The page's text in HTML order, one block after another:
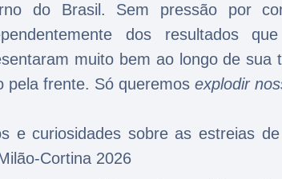
do Brasil. Sem pressão por
dos resultados
muito bem ao longo de
pela frente. Só queremosexplodir
e curiosidades sobre as estreias
Cortina 2026